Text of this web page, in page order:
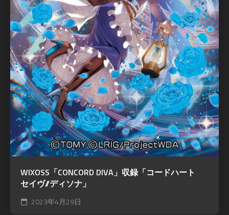
WIXOSS「CONCORD DIVA」収録「コードハート
セイヴ//ディソナ」
2023年4月29日